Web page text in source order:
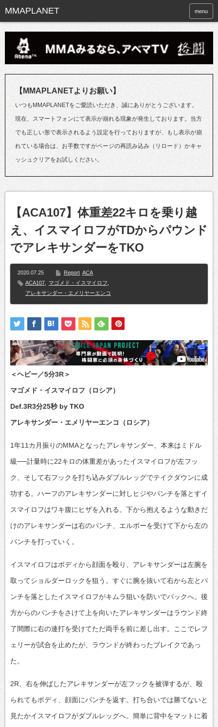
menu
【MMAPLANETよりお願い】
いつもMMAPLANETをご愛読いただき、誠にありがとうございます。
現在、スマートフォンにて表示が崩れる現象が発生しております。当方
でも正しい形で表示されるよう設定を行っておりますが、もし表示が崩
れている場合は、お手数ですがページの再読み込み（リロード）かキャ
ッシュクリアをお試しください。
【ACA107】体重差22キロを乗り越
え、イスマイロフがTDからパウンド
でアレキサンダーをTKO
2020.07.25 Report ACA
ACA107
マゴメド・イスマイロフ
アレキサンダー・エメリヤーエンコ
＜ヘビー／5分3R＞
マゴメド・イスマイロフ（ロシア）
Def.3R3分25秒 by TKO
アレキサンダー・エメリヤーエンコ（ロシア）
1年11カ月振りのMMAとなったアレキサンダー、本来はミドル
級──計量時に22キロの体重差があったイスマイロフが左フッ
ク、そして右フックを打ち込みダブルレッグでテイクダウンに成
功する。ハーフのアレキサンダーに対しヒジやパンチを落とすイ
スマイロフはワキ腹にヒザを入れる。下から抱えるような動きだ
けのアレキサンダーは右のパンチ、エルボーを受けて下から左の
パンチを打っていく。
イスマイロフはボディから顔面を殴り、アレキサンダーは左腕を
取ってショルダーロックを狙う。すぐに腕を抜いて右から左とパ
ンチを落としたイスマイロフがキムラ狙いを防いでバックへ。後
方からのパンチをさけて上を向いたアレキサンダーはラウンド終
了間際に右の連打を受けてただ両手を前に差し出す。ここでレフ
ェリーが試合を止めたが、ラウンドが終わったブレイクであっ
た。
2R、右を伸ばしたアレキサンダーが左フックを被弾するが、殴
られてもボディ、顔面にパンチを返す。打ち合いでは勝てないと
見たかイスマイロフがダブルレッグへ。簡単に背中をマットに着